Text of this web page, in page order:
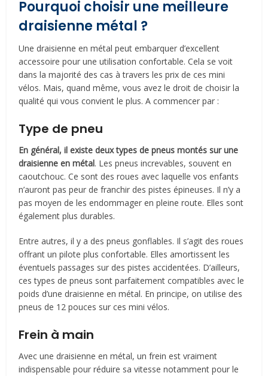
Pourquoi choisir une meilleure
draisienne métal ?
Une draisienne en métal peut embarquer d’excellent
accessoire pour une utilisation confortable. Cela se voit
dans la majorité des cas à travers les prix de ces mini
vélos. Mais, quand même, vous avez le droit de choisir la
qualité qui vous convient le plus. A commencer par :
Type de pneu
En général, il existe deux types de pneus montés sur une
draisienne en métal. Les pneus increvables, souvent en
caoutchouc. Ce sont des roues avec laquelle vos enfants
n’auront pas peur de franchir des pistes épineuses. Il n’y a
pas moyen de les endommager en pleine route. Elles sont
également plus durables.
Entre autres, il y a des pneus gonflables. Il s’agit des roues
offrant un pilote plus confortable. Elles amortissent les
éventuels passages sur des pistes accidentées. D’ailleurs,
ces types de pneus sont parfaitement compatibles avec le
poids d’une draisienne en métal. En principe, on utilise des
pneus de 12 pouces sur ces mini vélos.
Frein à main
Avec une draisienne en métal, un frein est vraiment
indispensable pour réduire sa vitesse notamment pour le